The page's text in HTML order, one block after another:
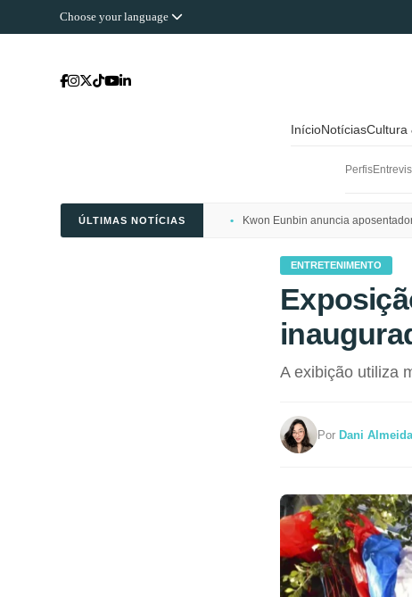
Choose your language
InícioNotíciasCultura
Perfis
ÚLTIMAS NOTÍCIAS Kwon Eunbin anuncia
ENTRETENIMENTO
A exibição utiliza
PorDani Almeida